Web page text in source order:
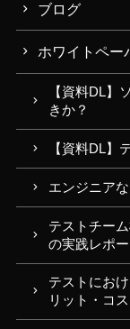
ブログ
ホワイトペー
【資料DL】
きか？
【資料DL】
エンジニア
テストチー
の実践レポ
テストにお
リット・コス